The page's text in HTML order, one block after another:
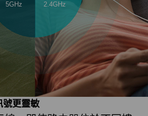
5GHz 2.4GHz
號更靈敏